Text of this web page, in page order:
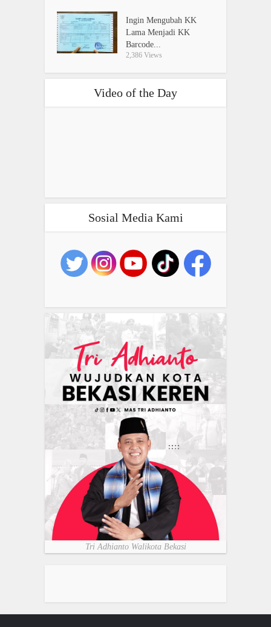
Ingin Mengubah KK
Lama Menjadi KK
Barcode...
2,386 Views
Video of the Day
Sosial Media Kami
Tri Adhianto Walikota Bekasi